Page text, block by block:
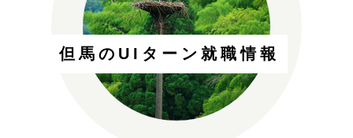
但馬のUIターン就職情報